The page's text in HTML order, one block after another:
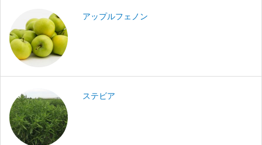
アップルフェノン
ステビア